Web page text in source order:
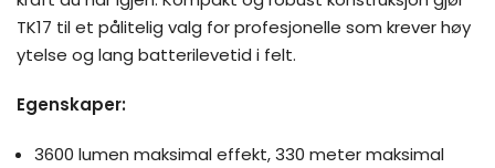
TK17 til et pålitelig valg for profesjonelle som krever høy
ytelse og lang batterilevetid i felt.
Egenskaper:
3600 lumen maksimal effekt, 330 meter maksimal